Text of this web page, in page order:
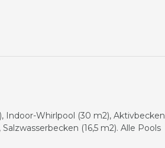
Indoor-Whirlpool (30 m2), Aktivbecken
(16,5 m2). Alle Pools